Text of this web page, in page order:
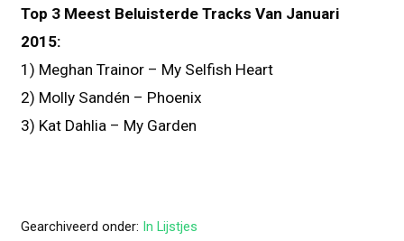
Top 3 Meest Beluisterde Tracks Van Januari
2015:
1) Meghan Trainor – My Selfish Heart
2) Molly Sandén – Phoenix
3) Kat Dahlia – My Garden
Gearchiveerd onder: In Lijstjes